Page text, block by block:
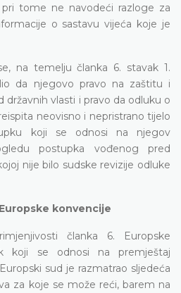
pri tome ne navodeći razloge za
o sastavu vijeća koje je
na temelju članka 6. stavak 1.
da njegovo pravo na zaštitu i
državnih vlasti i pravo da odluku o
neovisno i nepristrano tijelo
koji se odnosi na njegov
postupka vođenog pred
nije bilo sudske revizije odluke
konvencije
članka 6. Europske
koji se odnosi na premještaj
sud je razmatrao sljedeća
za koje se može reći, barem na